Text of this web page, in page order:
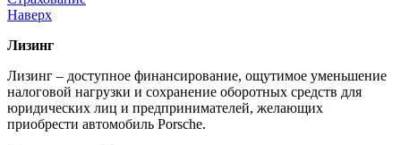
Наверх
Лизинг
Лизинг – доступное финансирование, ощутимое уменьшение
налоговой нагрузки и сохранение оборотных средств для
юридических лиц и предпринимателей, желающих
приобрести автомобиль Porsche.